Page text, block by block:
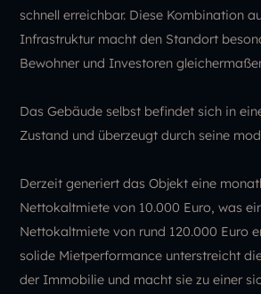
schnell erreichbar. Diese Kombination
Infrastruktur macht den Standort
Bewohner und Investoren
Das Gebäude selbst befindet sich in
Zustand und überzeugt durch seine
Derzeit generiert das Objekt eine
Nettokaltmiete von 10.000 Euro, was
Nettokaltmiete von rund 120.000 Euro
solide Mietperformance unterstreicht
der Immobilie und macht sie zu einer